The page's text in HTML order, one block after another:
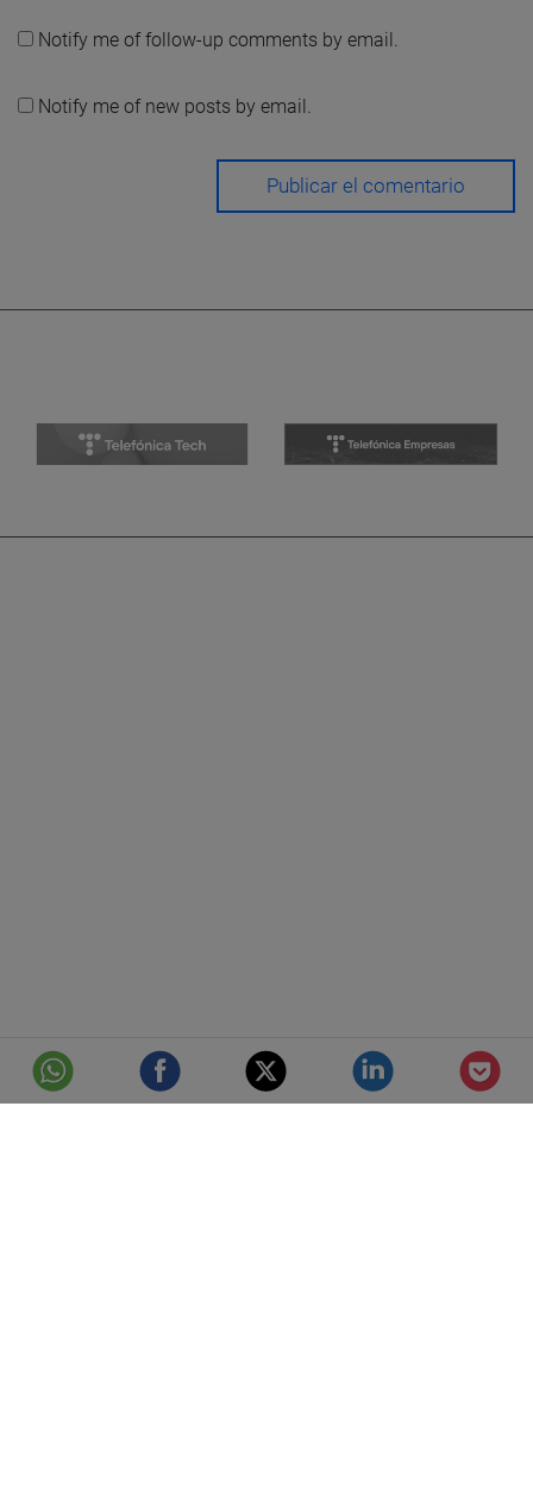
Notify me of follow-up comments by email.
Notify me of new posts by email.